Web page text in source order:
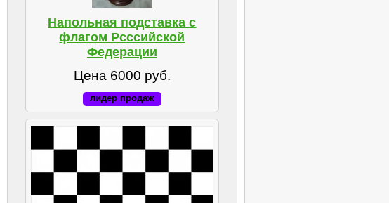
Напольная подставка с
флагом Рсссийской
Федерации
Цена 6000 руб.
лидер продаж